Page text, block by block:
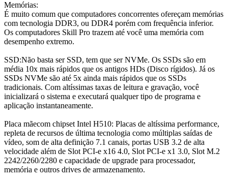
Memórias:
É muito comum que computadores concorrentes ofereçam memórias
com tecnologia DDR3, ou DDR4 porém com frequência inferior.
Os computadores Skill Pro trazem até você uma memória com
desempenho extremo.
SSD:Não basta ser SSD, tem que ser NVMe. Os SSDs são em
média 10x mais rápidos que os antigos HDs (Disco rígidos). Já os
SSDs NVMe são até 5x ainda mais rápidos que os SSDs
tradicionais. Com altíssimas taxas de leitura e gravação, você
inicializará o sistema e executará qualquer tipo de programa e
aplicação instantaneamente.
Placa mãecom chipset Intel H510: Placas de altíssima performance,
repleta de recursos de última tecnologia como múltiplas saídas de
vídeo, som de alta definição 7.1 canais, portas USB 3.2 de alta
velocidade além de Slot PCI-e x16 4.0, Slot PCI-e x1 3.0, Slot M.2
2242/2260/2280 e capacidade de upgrade para processador,
memória e outros drives de armazenamento.